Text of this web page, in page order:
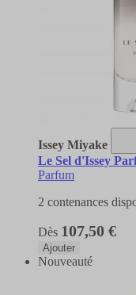
Issey Miyake
Le Sel d'Issey
Parfum
2 contenances
Dès 107,50 €
Ajouter
Nouveauté